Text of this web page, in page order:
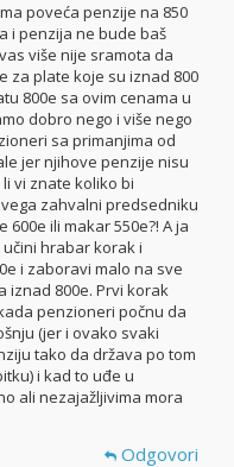
poveća penzije na 850
i penzija ne bude baš
više nije sramota da
za plate koje su iznad 800
800e sa ovim cenama u
dobro nego i više nego
sa primanjima od
jer njihove penzije nisu
vi znate koliko bi
zahvalni predsedniku
ili makar 550e?! A ja
hrabar korak i
i zaboravi malo na sve
iznad 800e. Prvi korak
penzioneri počnu da
(jer i ovako svaki
tako da država po tom
i kad to uđe u
ali nezajažljivima mora
Odgovori